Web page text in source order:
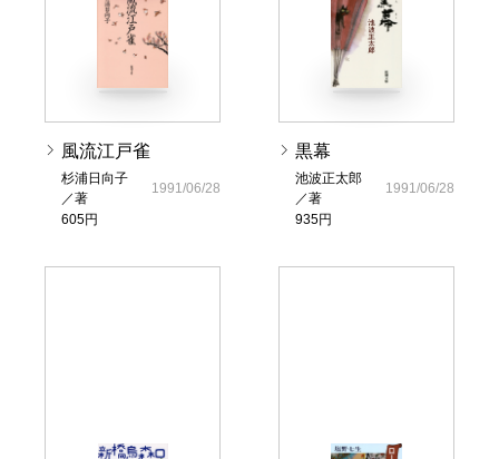
風流江戸雀
杉浦日向子
／著
605円
1991/06/28
黒幕
池波正太郎
／著
935円
1991/06/28